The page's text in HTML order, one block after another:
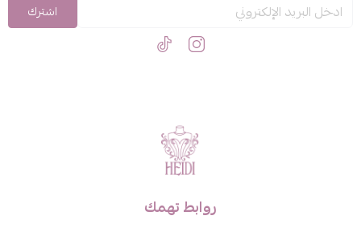
اشترك
روابط تهمك